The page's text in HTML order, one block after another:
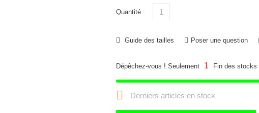
Quantité :
Guide des tailles Poser une question
Dépêchez-vous ! Seulement 1 Fin des stocks
 Derniers articles en stock